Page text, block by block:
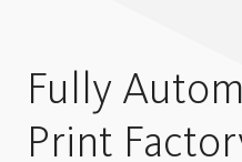
Fully
Print